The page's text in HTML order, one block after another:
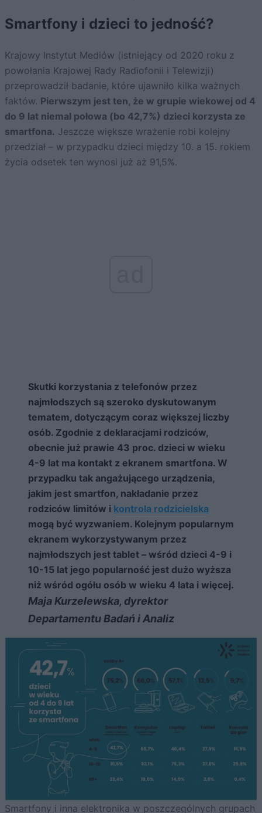
Smartfony i dzieci to jedność?
Krajowy Instytut Mediów (istniejący od 2020 roku z
powołania Krajowej Rady Radiofonii i Telewizji)
przeprowadził badanie, które ujawniło kilka ważnych
faktów. Pierwszym jest ten, że w grupie wiekowej od 4
do 9 lat niemal połowa (bo 42,7%) dzieci korzysta ze
smartfona. Jeszcze większe wrażenie robi kolejny
przedział – w przypadku dzieci między 10. a 15. rokiem
życia odsetek ten wynosi już aż 91,5%.
Skutki korzystania z telefonów przez
najmłodszych są szeroko dyskutowanym
tematem, dotyczącym coraz większej liczby
osób. Zgodnie z deklaracjami rodziców,
obecnie już prawie 43 proc. dzieci w wieku
4-9 lat ma kontakt z ekranem smartfona. W
przypadku tak angażującego urządzenia,
jakim jest smartfon, nakładanie przez
rodziców limitów i kontrola rodzicielska
mogą być wyzwaniem. Kolejnym popularnym
ekranem wykorzystywanym przez
najmłodszych jest tablet – wśród dzieci 4-9 i
10-15 lat jego popularność jest dużo wyższa
niż wśród ogółu osób w wieku 4 lata i więcej.
Maja Kurzelewska, dyrektor
Departamentu Badań i Analiz
Smartfony i inna elektronika w poszczególnych grupach